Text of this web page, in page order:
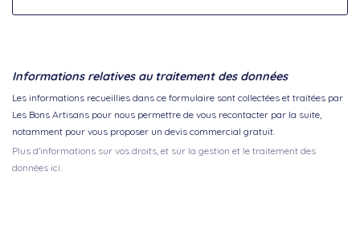
Informations relatives au traitement des données
Les informations recueillies dans ce formulaire sont collectées et traitées par
Les Bons Artisans pour nous permettre de vous recontacter par la suite,
notamment pour vous proposer un devis commercial gratuit.
Plus d'informations sur vos droits, et sur la gestion et le traitement des
données ici.